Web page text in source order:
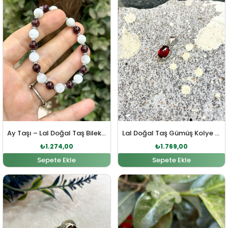
Ay Taşı – Lal Doğal Taş Bileklik
₺1.274,00
Sepete Ekle
Lal Doğal Taş Gümüş Kolye Ucu
₺1.769,00
Sepete Ekle
Orijinal fiyat: ₺4.204,00.
Şu andaki fiyat: ₺3.821,00.Orijinal fiyat:Şu andaki